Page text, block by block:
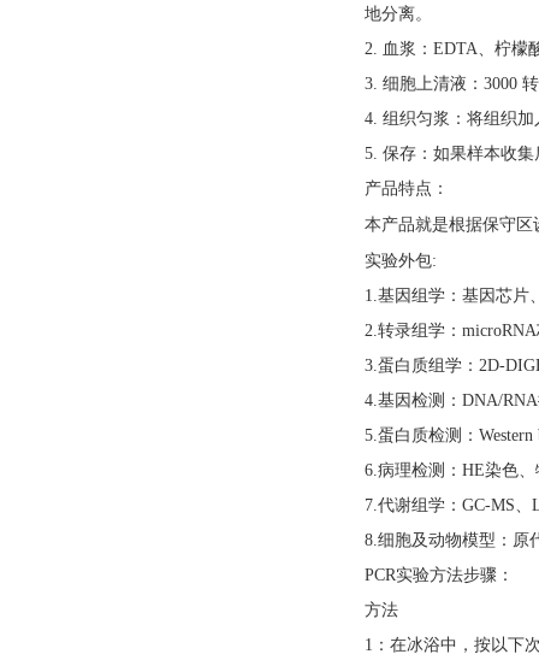
地分离。
2. 血浆：EDTA、柠檬
3. 细胞上清液：3000
4. 组织匀浆：将组织
5. 保存：如果样本收
产品特点：
本产品就是根据保守
实验外包:
1.基因组学：基因芯片
2.转录组学：
3.蛋白质组学：2D-
4.基因检测：DNA/RNA
5.蛋白质检测：
6.病理检测：HE染色
7.代谢组学：GC-MS、
8.细胞及动物模型：原
PCR实验方法步骤：
方法
1：在冰浴中，按以下